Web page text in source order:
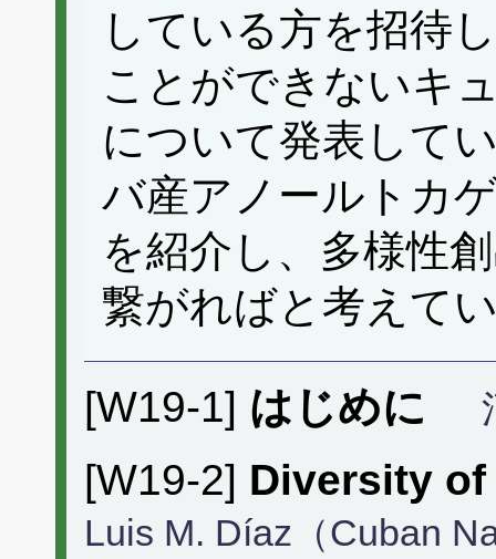
している方を招待
ことができないキ
について発表して
バ産アノールトカ
を紹介し、多様性
繋がればと考えて
[W19-1] はじめに
[W19-2] Diversity
Luis M. Díaz（Cuban